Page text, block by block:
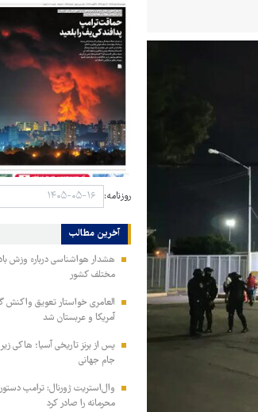
روزنامه:
آخرین مطالب
هشدار هواشناسی درباره وزش
مختلف کشور
العامری خواستار تعویق
آمریکا و عربستان شد
جام جهانی
وال‌استریت ژورنال: ترامپ
محرمانه را صادر کرد